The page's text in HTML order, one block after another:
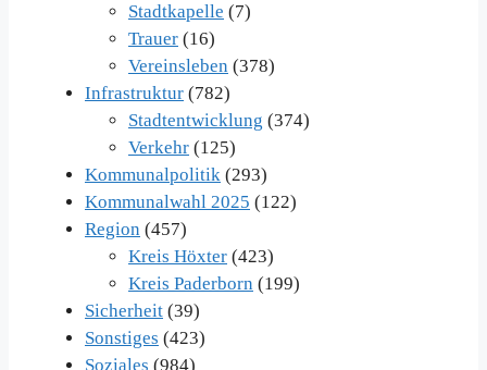
Stadtkapelle (7)
Trauer (16)
Vereinsleben (378)
Infrastruktur (782)
Stadtentwicklung (374)
Verkehr (125)
Kommunalpolitik (293)
Kommunalwahl 2025 (122)
Region (457)
Kreis Höxter (423)
Kreis Paderborn (199)
Sicherheit (39)
Sonstiges (423)
Soziales (984)